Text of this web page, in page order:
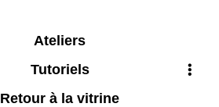
Ateliers
Tutoriels
Retour à la vitrine